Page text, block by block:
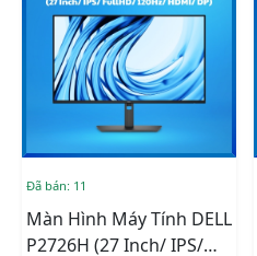
Đã bán: 11
Màn Hình Máy Tính DELL
P2726H (27 Inch/ IPS/